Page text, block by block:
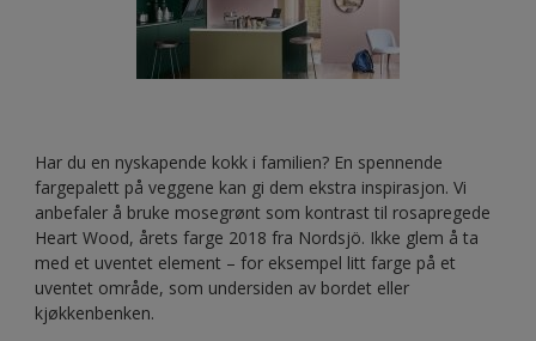
Har du en nyskapende kokk i familien? En spennende
fargepalett på veggene kan gi dem ekstra inspirasjon. Vi
anbefaler å bruke mosegrønt som kontrast til rosapregede
Heart Wood, årets farge 2018 fra Nordsjö. Ikke glem å ta
med et uventet element – for eksempel litt farge på et
uventet område, som undersiden av bordet eller
kjøkkenbenken.